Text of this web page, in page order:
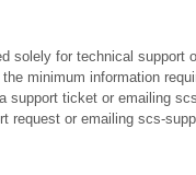
solely for technical
minimum information
support ticket or emailing
request or emailing scs-